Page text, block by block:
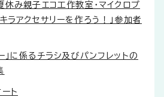
休み親子エコ工作教室・マイクロプ
ラアクセサリーを作ろう！」参加者
」に係るチラシ及びパンフレットの
ト